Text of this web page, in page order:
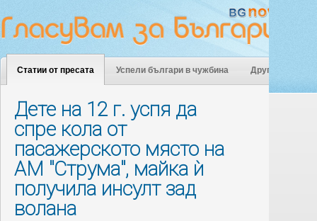
Статии от пресата Успели българи в чужбина Други
Дете на 12 г. успя да
спре кола от
пасажерското място на
АМ "Струма", майка ѝ
получила инсулт зад
волана